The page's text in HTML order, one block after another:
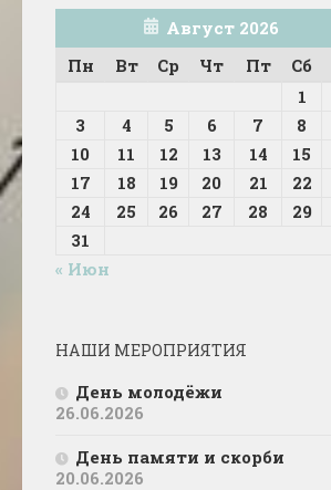
Август 2026
Пн
Вт Ср Чт Пт Сб
1
3
4 5 6 7 8
10
11 12 13 14 15
17
18 19 20 21 22
24
25 26 27 28 29
31
« Июн
НАШИ МЕРОПРИЯТИЯ
День молодёжи
26.06.2026
День памяти и скорби
20.06.2026